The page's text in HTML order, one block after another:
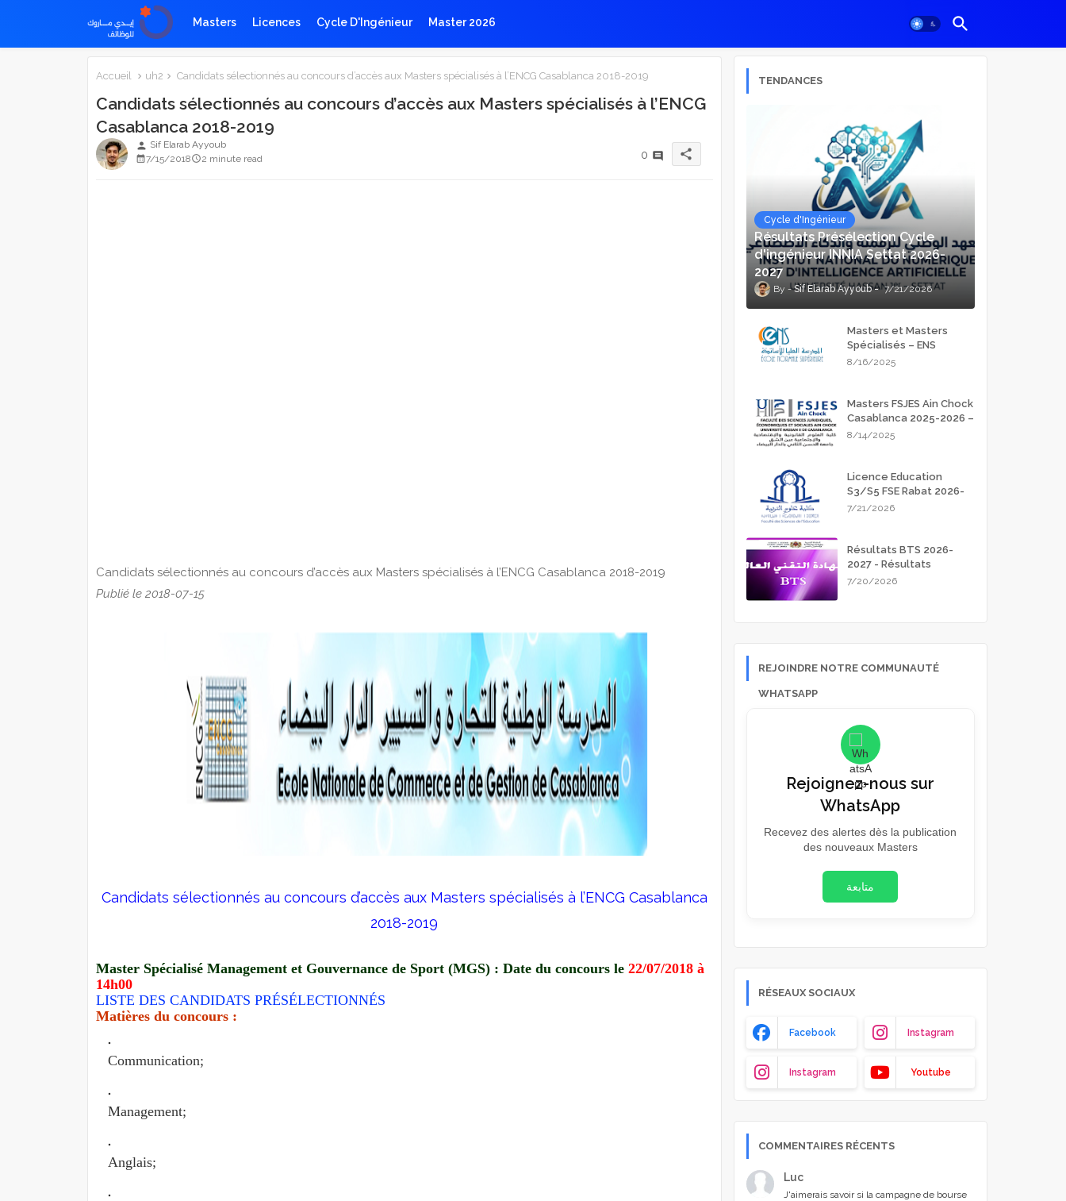
Masters Licences Cycle D'Ingénieur Master 2026
Accueil uh2 Candidats sélectionnés au concours d’accès aux Masters spécialisés à l’ENCG Casablanca 2018-2019
Candidats sélectionnés au concours d’accès aux Masters spécialisés à l’ENCG
Casablanca 2018-2019
person Sif Elarab Ayyoub
7/15/2018
2 minute read 0 share
Candidats sélectionnés au concours d’accès aux Masters spécialisés à l’ENCG Casablanca 2018-2019
Publié le 2018-07-15
Candidats sélectionnés au concours d’accès aux Masters spécialisés à l’ENCG Casablanca
2018-2019
Master Spécialisé Management et Gouvernance de Sport (MGS) : Date du concours le 22/07/2018 à
14h00
LISTE DES CANDIDATS PRÉSÉLECTIONNÉS
Matières du concours :
Communication;
Management;
Anglais;
TENDANCES
Cycle d'Ingénieur
Résultats Présélection Cycle
d'ingénieur INNIA Settat 2026-
2027
Sif Elarab Ayyoub 7/21/2026
Masters et Masters
Spécialisés – ENS
Meknès 2025-2026
8/16/2025
Masters FSJES Ain Chock
Casablanca 2025-2026 –
Guide Complet des
8/14/2025
Licence Education
S3/S5 FSE Rabat 2026-
2027
7/21/2026
Résultats BTS 2026-
2027 - Résultats
d'admission
7/20/2026
REJOINDRE NOTRE COMMUNAUTÉ
WHATSAPP
Rejoignez-nous sur
WhatsApp
Recevez des alertes dès la publication
des nouveaux Masters
متابعة
RÉSEAUX SOCIAUX
Facebook Instagram
Instagram Youtube
COMMENTAIRES RÉCENTS
Luc
J'aimerais savoir si la campagne de bourse